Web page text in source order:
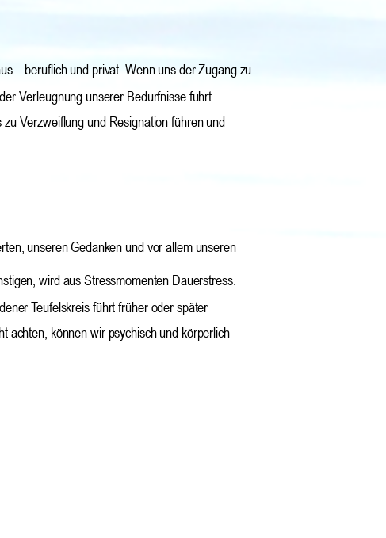
– beruflich und privat. Wenn uns der Zugang zu
Verleugnung unserer Bedürfnisse führt
Verzweiflung und Resignation führen und
unseren Gedanken und vor allem unseren
wird aus Stressmomenten Dauerstress.
Teufelskreis führt früher oder später
achten, können wir psychisch und körperlich